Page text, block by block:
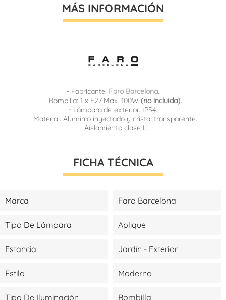
MÁS INFORMACIÓN
- Fabricante. Faro Barcelona.
- Bombilla: 1 x E27 Max. 100W (no incluida).
- Lámpara de exterior. IP54.
- Material: Aluminio inyectado y cristal transparente.
- Aislamiento clase I.
FICHA TÉCNICA
Marca Faro Barcelona
Tipo De Lámpara Aplique
Estancia Jardín - Exterior
Estilo Moderno
Tipo De Iluminación Bombilla